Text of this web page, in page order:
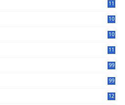
11
10
10
11
99
99
12